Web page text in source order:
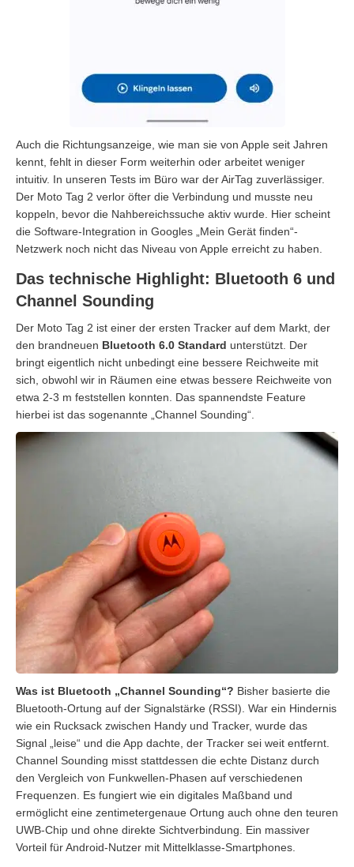
Auch die Richtungsanzeige, wie man sie von Apple seit Jahren
kennt, fehlt in dieser Form weiterhin oder arbeitet weniger
intuitiv. In unseren Tests im Büro war der AirTag zuverlässiger.
Der Moto Tag 2 verlor öfter die Verbindung und musste neu
koppeln, bevor die Nahbereichssuche aktiv wurde. Hier scheint
die Software-Integration in Googles „Mein Gerät finden“-
Netzwerk noch nicht das Niveau von Apple erreicht zu haben.
Das technische Highlight: Bluetooth 6 und
Channel Sounding
Der Moto Tag 2 ist einer der ersten Tracker auf dem Markt, der
den brandneuen Bluetooth 6.0 Standard unterstützt. Der
bringt eigentlich nicht unbedingt eine bessere Reichweite mit
sich, obwohl wir in Räumen eine etwas bessere Reichweite von
etwa 2-3 m feststellen konnten. Das spannendste Feature
hierbei ist das sogenannte „Channel Sounding“.
Was ist Bluetooth „Channel Sounding“? Bisher basierte die
Bluetooth-Ortung auf der Signalstärke (RSSI). War ein Hindernis
wie ein Rucksack zwischen Handy und Tracker, wurde das
Signal „leise“ und die App dachte, der Tracker sei weit entfernt.
Channel Sounding misst stattdessen die echte Distanz durch
den Vergleich von Funkwellen-Phasen auf verschiedenen
Frequenzen. Es fungiert wie ein digitales Maßband und
ermöglicht eine zentimetergenaue Ortung auch ohne den teuren
UWB-Chip und ohne direkte Sichtverbindung. Ein massiver
Vorteil für Android-Nutzer mit Mittelklasse-Smartphones.